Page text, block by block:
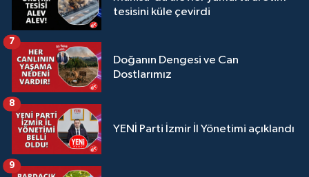
tesisini küle çevirdi
Doğanın Dengesi ve Can
Dostlarımız
7
YENİ Parti İzmir İl Yönetimi açıklandı
8
9